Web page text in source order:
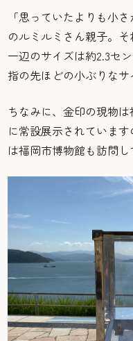
「思っていたよりも小
のルミルミさん親子。
一辺のサイズは約2.3セ
指の先ほどの小ぶりなサ
ちなみに、金印の現物
に常設展示されていま
は福岡市博物館も訪問し